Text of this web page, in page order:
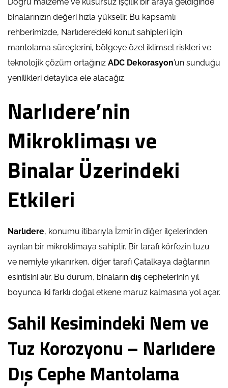
binalarınızın değeri hızla yükselir. Bu kapsamlı
rehberimizde, Narlıdere’deki konut sahipleri için
mantolama süreçlerini, bölgeye özel iklimsel riskleri ve
teknolojik çözüm ortağınız ADC Dekorasyon’un sunduğu
yenilikleri detaylıca ele alacağız.
Narlıdere’nin
Mikrokliması ve
Binalar Üzerindeki
Etkileri
Narlıdere, konumu itibarıyla İzmir’in diğer ilçelerinden
ayrılan bir mikroklimaya sahiptir. Bir tarafı körfezin tuzu
ve nemiyle yıkanırken, diğer tarafı Çatalkaya dağlarının
esintisini alır. Bu durum, binaların dış cephelerinin yıl
boyunca iki farklı doğal etkene maruz kalmasına yol açar.
Sahil Kesimindeki Nem ve
Tuz Korozyonu – Narlıdere
Dış Cephe Mantolama